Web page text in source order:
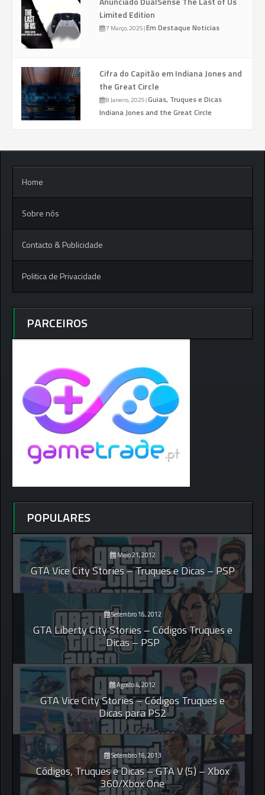
Limited Edition
7 Março, 2025|Em Destaque Noticias
Cifra do Capitão em Indiana Jones and
the Great Circle
8 Janeiro, 2025|Guias, Truques e Dicas
Indiana Jones and the Great Circle
Home
Sobre nós
Contacto & Publicidade
Politica de Privacidade
PARCEIROS
POPULARES
Maio 21, 2012
GTA Vice City Stories – Truques e Dicas – PSP
Setembro 16, 2012
GTA Liberty City Stories – Códigos Truques e
Dicas – PSP
Agosto 4, 2012
GTA Vice City Stories – Códigos Truques e
Dicas para PS2
Setembro 16, 2013
Códigos, Truques e Dicas – GTA V (5) – Xbox
360/Xbox One